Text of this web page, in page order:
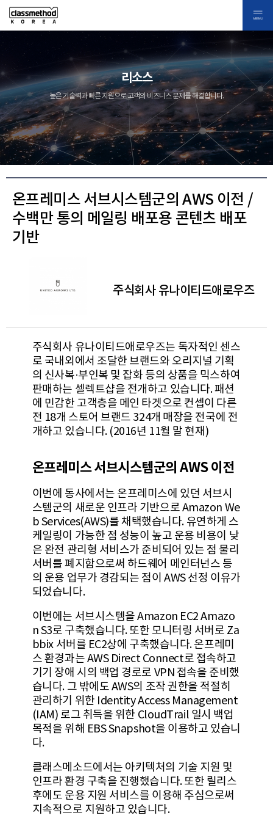
리소스
높은 기술력과 빠른 지원으로 고객의 비즈니스 문제를 해결합니다.
온프레미스 서브시스템군의 AWS 이전 /
수백만 통의 메일링 배포용 콘텐츠 배포
기반
주식회사 유나이티드애로우즈
주식회사 유나이티드애로우즈는 독자적인 센스
로 국내외에서 조달한 브랜드와 오리지널 기획
의 신사복·부인복 및 잡화 등의 상품을 믹스하여
판매하는 셀렉트샵을 전개하고 있습니다. 패션
에 민감한 고객층을 메인 타겟으로 컨셉이 다른
전 18개 스토어 브랜드 324개 매장을 전국에 전
개하고 있습니다. (2016년 11월 말 현재)
온프레미스 서브시스템군의 AWS 이전
이번에 동사에서는 온프레미스에 있던 서브시
스템군의 새로운 인프라 기반으로 Amazon We
b Services(AWS)를 채택했습니다. 유연하게 스
케일링이 가능한 점 성능이 높고 운용 비용이 낮
은 완전 관리형 서비스가 준비되어 있는 점 물리
서버를 폐지함으로써 하드웨어 메인터넌스 등
의 운용 업무가 경감되는 점이 AWS 선정 이유가
되었습니다.
이번에는 서브시스템을 Amazon EC2 Amazo
n S3로 구축했습니다. 또한 모니터링 서버로 Za
bbix 서버를 EC2상에 구축했습니다. 온프레미
스 환경과는 AWS Direct Connect로 접속하고
기기 장애 시의 백업 경로로 VPN 접속을 준비했
습니다. 그 밖에도 AWS의 조작 권한을 적절히
관리하기 위한 Identity Access Management
(IAM) 로그 취득을 위한 CloudTrail 일시 백업
목적을 위해 EBS Snapshot을 이용하고 있습니
다.
클래스메소드에서는 아키텍처의 기술 지원 및
인프라 환경 구축을 진행했습니다. 또한 릴리스
후에도 운용 지원 서비스를 이용해 주심으로써
지속적으로 지원하고 있습니다.